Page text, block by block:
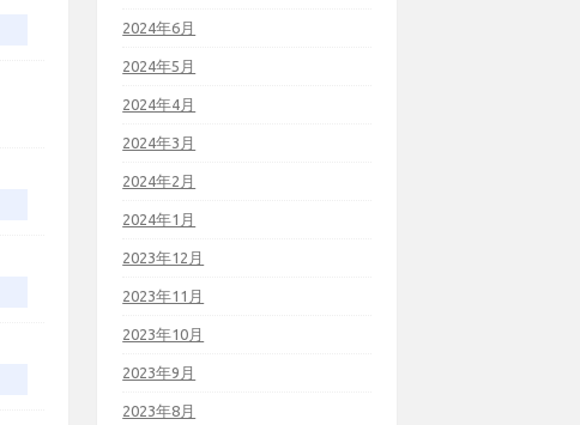
2024年6月
2024年5月
2024年4月
2024年3月
2024年2月
2024年1月
2023年12月
2023年11月
2023年10月
2023年9月
2023年8月